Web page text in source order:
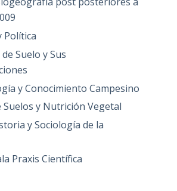
Política
Suelo y Sus
y Conocimiento Campesino
Suelos y Nutrición Vegetal
y Sociología de la
Praxis Científica